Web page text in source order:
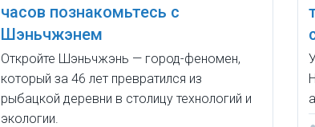
часов познакомьтесь с
Шэньчжэнем
Откройте Шэньчжэнь — город-феномен,
который за 46 лет превратился из
рыбацкой деревни в столицу технологий и
экологии.